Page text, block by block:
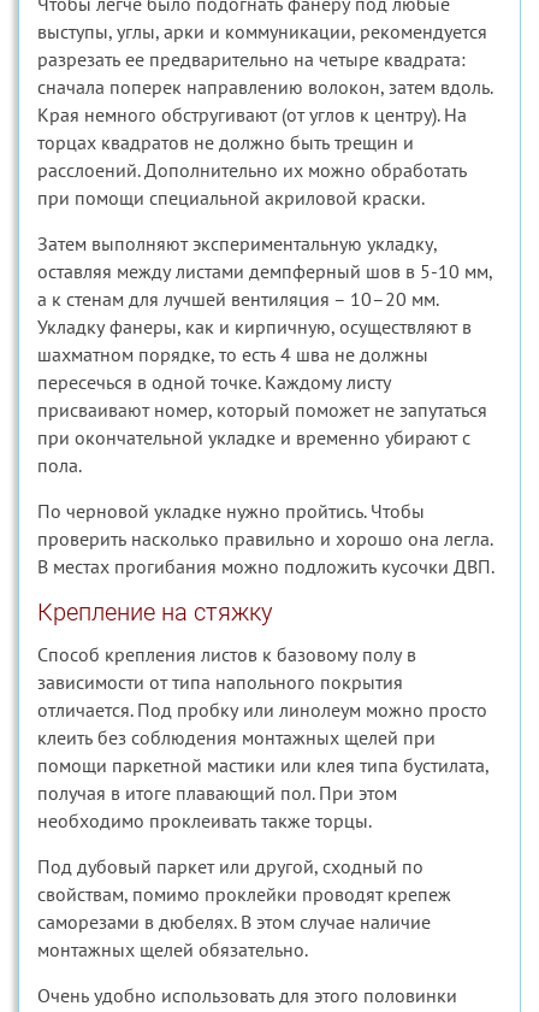
выступы, углы, арки и коммуникации, рекомендуется
разрезать ее предварительно на четыре квадрата:
сначала поперек направлению волокон, затем вдоль.
Края немного обстругивают (от углов к центру). На
торцах квадратов не должно быть трещин и
расслоений. Дополнительно их можно обработать
при помощи специальной акриловой краски.
Затем выполняют экспериментальную укладку,
оставляя между листами демпферный шов в 5-10 мм,
а к стенам для лучшей вентиляция – 10–20 мм.
Укладку фанеры, как и кирпичную, осуществляют в
шахматном порядке, то есть 4 шва не должны
пересечься в одной точке. Каждому листу
присваивают номер, который поможет не запутаться
при окончательной укладке и временно убирают с
пола.
По черновой укладке нужно пройтись. Чтобы
проверить насколько правильно и хорошо она легла.
В местах прогибания можно подложить кусочки ДВП.
Крепление на стяжку
Способ крепления листов к базовому полу в
зависимости от типа напольного покрытия
отличается. Под пробку или линолеум можно просто
клеить без соблюдения монтажных щелей при
помощи паркетной мастики или клея типа бустилата,
получая в итоге плавающий пол. При этом
необходимо проклеивать также торцы.
Под дубовый паркет или другой, сходный по
свойствам, помимо проклейки проводят крепеж
саморезами в дюбелях. В этом случае наличие
монтажных щелей обязательно.
Очень удобно использовать для этого половинки